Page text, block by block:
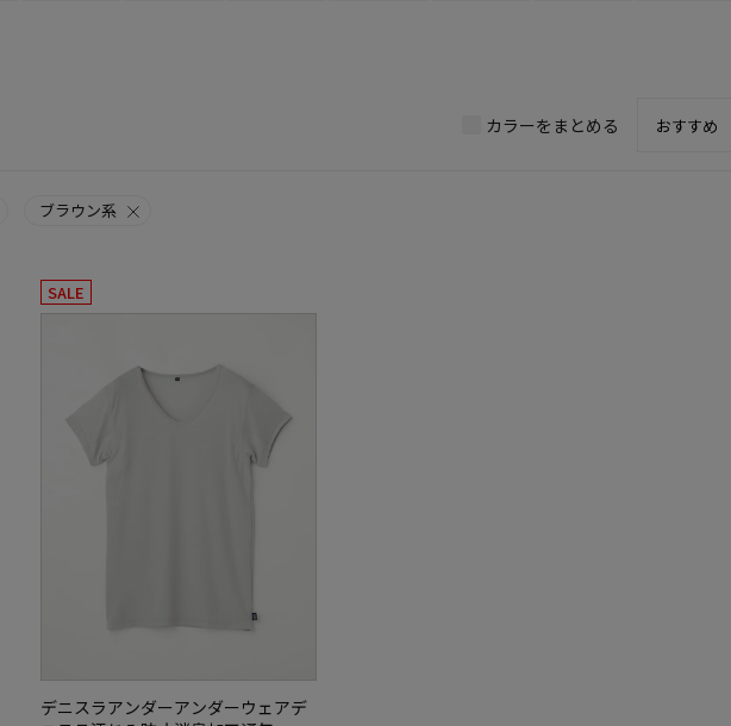
カラーをまとめる
ブラウン系
SALE
デニスラアンダーアンダーウェアデ